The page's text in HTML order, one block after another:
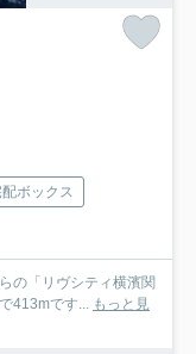
ボックス
の「リヴシティ横濱関
413mです... もっと見